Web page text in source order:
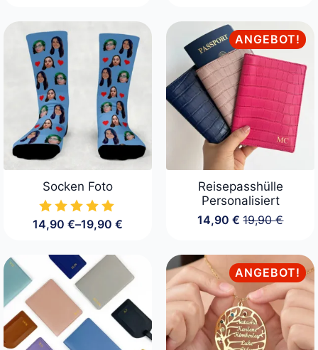
bis
89,90 €
Socken Foto
14,90 €–19,90 €
Preisspanne:
bis
19,90 €
ANGEBOT!
Reisepasshülle
Personalisiert
19,90€
war:
19,90 €
14,90 € Aktueller
ist:
14,90 €.
ANGEBOT!